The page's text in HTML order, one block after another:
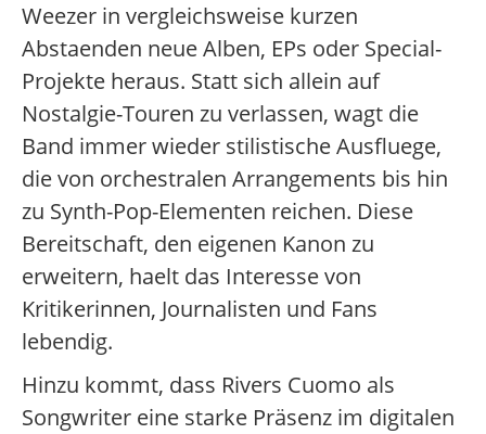
Weezer in vergleichsweise kurzen
Abstaenden neue Alben, EPs oder Special-
Projekte heraus. Statt sich allein auf
Nostalgie-Touren zu verlassen, wagt die
Band immer wieder stilistische Ausfluege,
die von orchestralen Arrangements bis hin
zu Synth-Pop-Elementen reichen. Diese
Bereitschaft, den eigenen Kanon zu
erweitern, haelt das Interesse von
Kritikerinnen, Journalisten und Fans
lebendig.
Hinzu kommt, dass Rivers Cuomo als
Songwriter eine starke Präsenz im digitalen